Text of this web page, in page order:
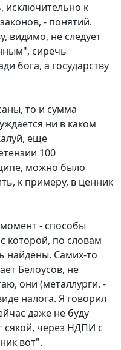
исключительно к
- понятий.
видимо, не следует
сиречь
бога, а государству
то и сумма
ни в каком
еще
100
можно было
к примеру, в ценник
- способы
которой, по словам
найдены. Самих-то
Белоусов, не
они (металлурги. -
налога. Я говорил
даже не буду
сякой, через НДПИ с
вот".